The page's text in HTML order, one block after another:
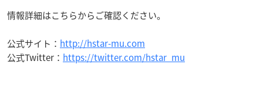
情報詳細はこちらからご確認ください。
公式サイト： http://hstar-mu.com
公式Twitter： https://twitter.com/hstar_mu